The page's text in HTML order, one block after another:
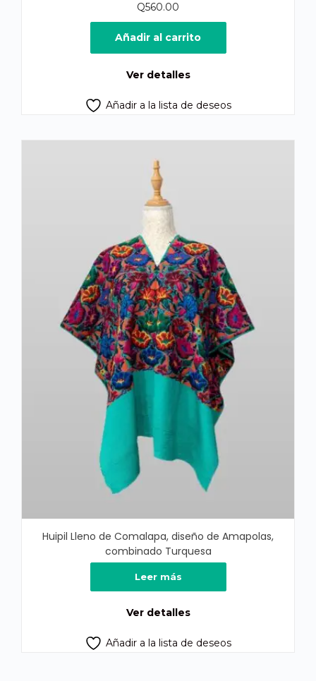
Q560.00
Añadir al carrito
Ver detalles
Añadir a la lista de deseos
Huipil Lleno de Comalapa, diseño de Amapolas,
combinado Turquesa
Leer más
Ver detalles
Añadir a la lista de deseos